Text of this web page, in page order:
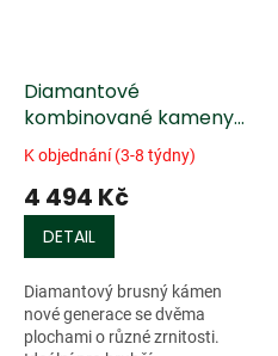
Diamantové
kombinované kameny
DMT® Duo Sharp
K objednání (3-8 týdny)
4 494 Kč
DETAIL
Diamantový brusný kámen
nové generace se dvěma
plochami o různé zrnitosti.